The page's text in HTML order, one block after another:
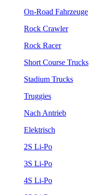
On-Road Fahrzeuge
Rock Crawler
Rock Racer
Short Course Trucks
Stadium Trucks
Truggies
Nach Antrieb
Elektrisch
2S Li-Po
3S Li-Po
4S Li-Po